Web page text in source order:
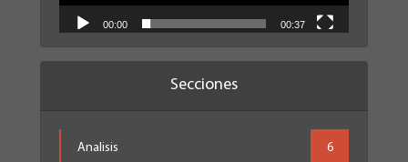
00:00 00:37
Secciones
Analisis 6